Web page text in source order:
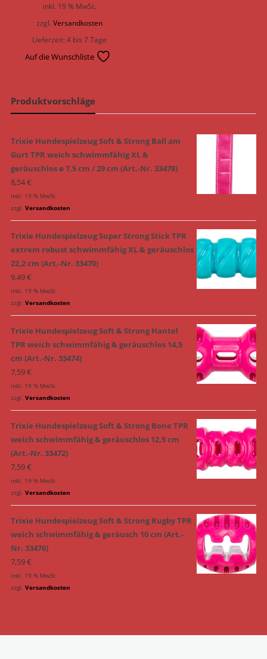
inkl. 19 % MwSt.
zzgl.Versandkosten
Lieferzeit:4 bis 7 Tage
Auf die Wunschliste
Produktvorschläge
Trixie Hundespielzeug Soft & Strong Ball am
Gurt TPR weich schwimmfähig XL &
geräuschlos ø 7,5 cm / 29 cm (Art.-Nr. 33478)
8,54€
inkl. 19 % MwSt.
zzgl. Versandkosten
Trixie Hundespielzeug Super Strong Stick TPR
extrem robust schwimmfähig XL & geräuschlos
22,2 cm (Art.-Nr. 33470)
9,49€
inkl. 19 % MwSt.
zzgl. Versandkosten
Trixie Hundespielzeug Soft & Strong Hantel
TPR weich schwimmfähig & geräuschlos 14,5
cm (Art.-Nr. 33474)
7,59€
inkl. 19 % MwSt.
zzgl. Versandkosten
Trixie Hundespielzeug Soft & Strong Bone TPR
weich schwimmfähig & geräuschlos 12,5 cm
(Art.-Nr. 33472)
7,59€
inkl. 19 % MwSt.
zzgl. Versandkosten
Trixie Hundespielzeug Soft & Strong Rugby TPR
weich schwimmfähig & geräusch 10 cm (Art.-
Nr. 33476)
7,59€
inkl. 19 % MwSt.
zzgl. Versandkosten